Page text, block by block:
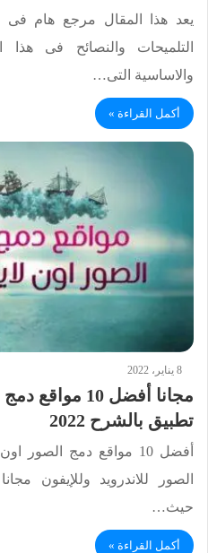
يعد هذا المقال مرجع هام فى
التلميحات والنصائح فى هذا
والاساسية التى…
أكمل القراءة »
8 يناير، 2022
تطبيق بالشرح 2022
الصور للاندرويد وللإيفون
حيث…
أكمل القراءة »